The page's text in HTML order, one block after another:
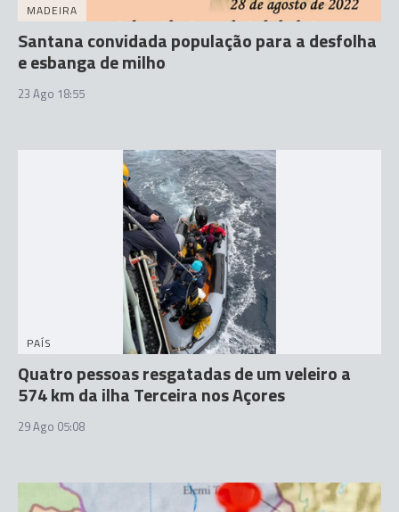
MADEIRA
Santana convidada população para a desfolha
e esbanga de milho
23 Ago 18:55
PAÍS
Quatro pessoas resgatadas de um veleiro a
574 km da ilha Terceira nos Açores
29 Ago 05:08